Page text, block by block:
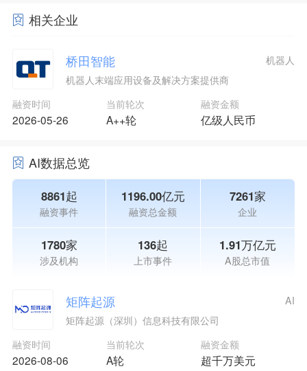
相关企业
桥田智能
机器人末端应用设备及解决方案提供商
机器人
融资时间
2026-05-26
当前轮次
A++轮
融资金额
亿级人民币
AI数据总览
8861起
融资事件
1196.00亿元
融资总金额
7261家
企业
1780家
涉及机构
136起
上市事件
1.91万亿元
A股总市值
矩阵起源
矩阵起源（深圳）信息科技有限公司
融资时间
2026-08-06
当前轮次
A轮
融资金额
超千万美元
AI